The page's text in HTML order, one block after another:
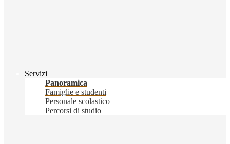
Servizi
Panoramica
Famiglie e studenti
Personale scolastico
Percorsi di studio